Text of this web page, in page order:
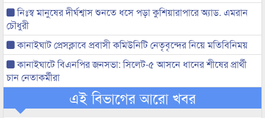
নিঃস্ব মানুষের দীর্ঘশ্বাস শুনতে ধসে পড়া কুশিয়ারাপারে অ্যাড. এমরান
চৌধুরী
কানাইঘাট প্রেসক্লাবে প্রবাসী কমিউনিটি নেতৃবৃন্দের নিয়ে মতিবিনিময়
কানাইঘাটে বিএনপির জনসভা: সিলেট-৫ আসনে ধানের শীষের প্রার্থী
চান নেতাকর্মীরা
এই বিভাগের আরো খবর